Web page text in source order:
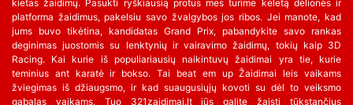
kietas žaidimų. Pasukti ryškiausią protus mes turime keletą dėlionės ir
platforma žaidimus, pakelsiu savo žvalgybos jos ribos. Jei manote, kad
jums buvo tikėtina, kandidatas Grand Prix, pabandykite savo rankas
deginimas juostomis su lenktynių ir vairavimo žaidimų, tokių kaip 3D
Racing. Kai kurie iš populiariausių naikintuvų žaidimai yra tie, kurie
teminius ant karatė ir bokso. Tai beat em up Žaidimai leis vaikams
žviegimas iš džiaugsmo, ir kad suaugusiųjų kovoti su dėl to veiksmo
gabalas vaikams. Tuo 321zaidimai.lt jūs galite žaisti tūkstančius